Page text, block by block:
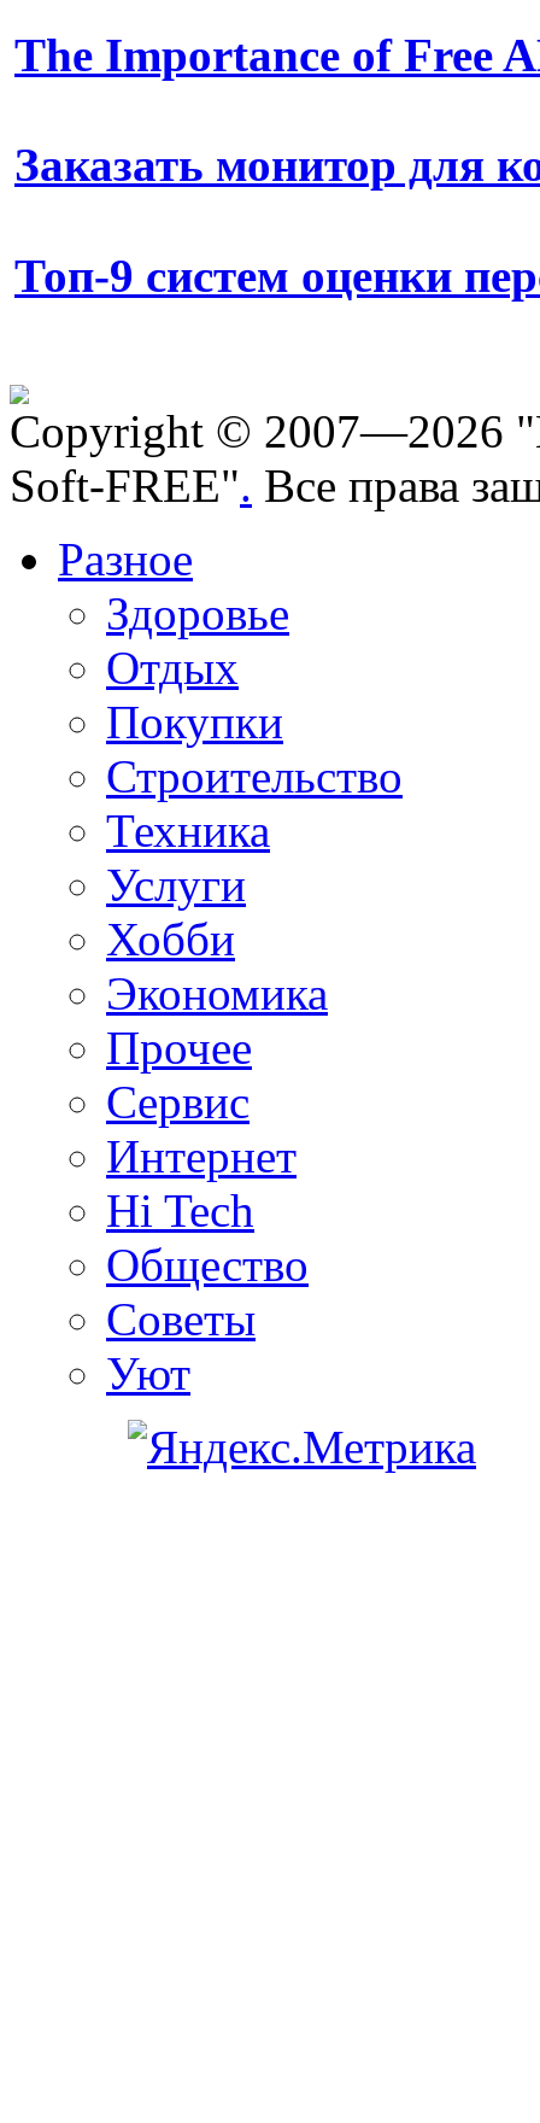
The Importance of Free
Заказать монитор для
Топ-9 систем оценки
Copyright © 2007—2026
Soft-FREE". Все права
Разное
Здоровье
Отдых
Покупки
Строительство
Техника
Услуги
Хобби
Экономика
Прочее
Сервис
Интернет
Hi Tech
Общество
Советы
Уют